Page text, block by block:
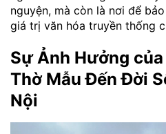
nguyện, mà còn là nơi để
giá trị văn hóa truyền thống
Sự Ảnh Hưởng
Thờ Mẫu Đến Đời
Nội